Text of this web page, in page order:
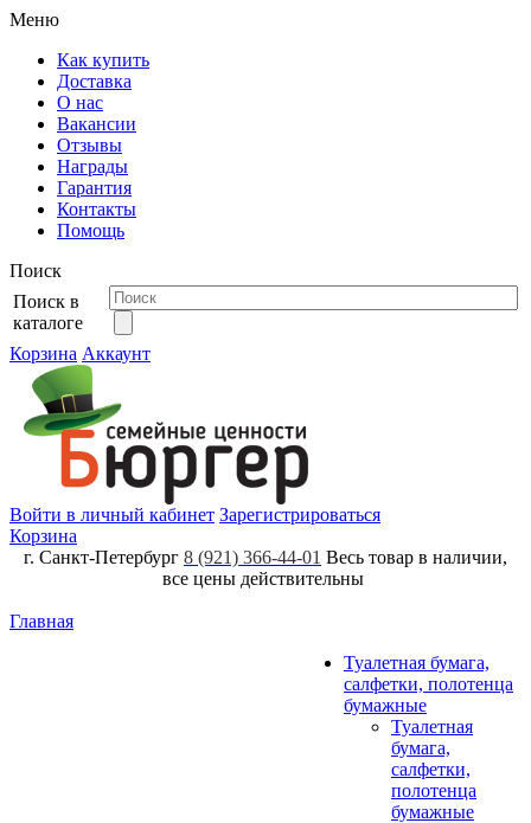
Меню
Как купить
Доставка
О нас
Вакансии
Отзывы
Награды
Гарантия
Контакты
Помощь
Поиск
Поиск в
каталоге
Корзина Аккаунт
Войти в личный кабинет Зарегистрироваться
Корзина
г. Санкт-Петербург 8 (921) 366-44-01 Весь товар в наличии,
все цены действительны
Главная
Туалетная бумага,
салфетки, полотенца
бумажные
Туалетная
бумага,
салфетки,
полотенца
бумажные